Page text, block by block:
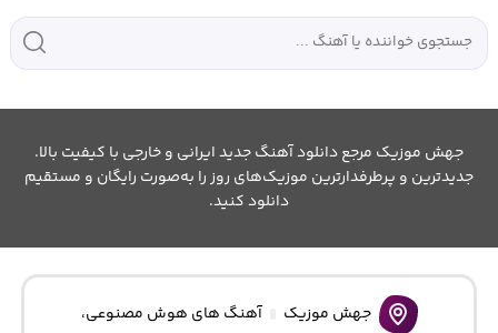
جهش موزیک مرجع دانلود آهنگ جدید ایرانی و خارجی با کیفیت بالا.
جدیدترین و پرطرفدارترین موزیک‌های روز را به‌صورت رایگان و مستقیم
دانلود کنید.
جهش موزیک آهنگ های هوش مصنوعی،